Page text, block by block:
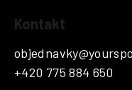
Kontakt
objednavky@
+420 775 884 650